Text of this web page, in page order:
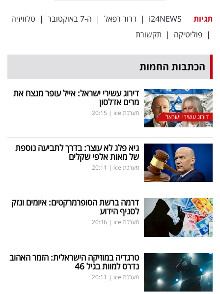
תגיות i24NEWS
| דרור רפאל | ה-7 באוקטובר | טלוויזיה
| פוליטיקה | תקשורת
הכתבות החמות
דירוג עשירי ישראל
דירוג עשירי ישראל: אייל עופר מנצח את
מרים אדלסון
מערכת ice |
20:15
גיא פלג לא עוצר: בדרך לתביעה נוספת
של מאות אלפי שקלים
מערכת ice |
20:11
דרמה ברשת הסופרמרקטים: איומים ונזק
לסניף הידוע
מערכת ice |
20:36
טרגדיה במוזיקה הישראלית: הזמר האהוב
נדרס למוות בגיל 46
מערכת ice |
20:11